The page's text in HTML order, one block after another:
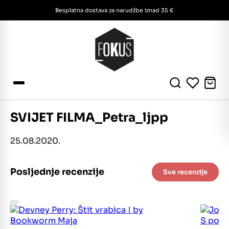
Besplatna dostava za narudžbe iznad 35 €
SVIJET FILMA_Petra_ljpp
25.08.2020.
Posljednje recenzije Sve recenzije